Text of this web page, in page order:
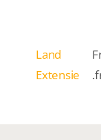
Land
Extensie